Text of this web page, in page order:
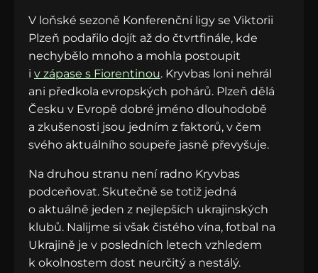
V loňské sezoně Konferenční ligy se Viktorii
Plzeň podařilo dojít až do čtvrtfinále, kde
nechybělo mnoho a mohla postoupit
i v zápase s Fiorentinou. Kryvbas loni nehrál
ani předkola evropských pohárů. Plzeň dělá
Česku v Evropě dobré jméno dlouhodobě
a zkušenosti jsou jedním z faktorů, v čem
svého aktuálního soupeře jasně převyšuje.
Na druhou stranu není radno Kryvbas
podceňovat. Skutečně se totiž jedná
o aktuálně jeden z nejlepších ukrajinských
klubů. Nalijme si však čistého vína, fotbal na
Ukrajině je v posledních letech vzhledem
k okolnostem dost neurčitý a nestálý.